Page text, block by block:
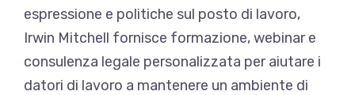
espressione e politiche sul posto di lavoro,
Irwin Mitchell fornisce formazione, webinar e
consulenza legale personalizzata per aiutare i
datori di lavoro a mantenere un ambiente di